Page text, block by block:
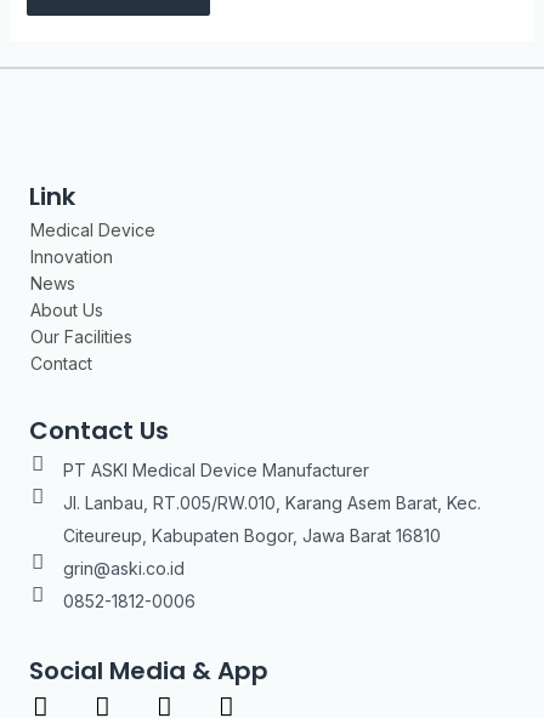
Link
Medical Device
Innovation
News
About Us
Our Facilities
Contact
Contact Us
PT ASKI Medical Device Manufacturer
Jl. Lanbau, RT.005/RW.010, Karang Asem Barat, Kec.
Citeureup, Kabupaten Bogor, Jawa Barat 16810
grin@aski.co.id
0852-1812-0006
Social Media & App